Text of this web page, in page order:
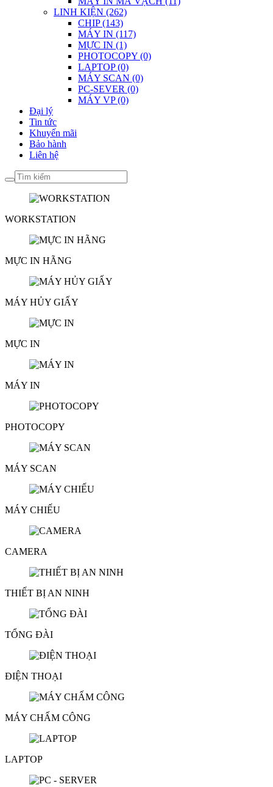
LINH KIỆN (262)
CHIP (143)
MÁY IN (117)
MỰC IN (1)
PHOTOCOPY (0)
LAPTOP (0)
MÁY SCAN (0)
PC-SEVER (0)
MÁY VP (0)
Đại lý
Tin tức
Khuyến mãi
Bảo hành
Liên hệ
WORKSTATION
MỰC IN HÃNG
MÁY HỦY GIẤY
MỰC IN
MÁY IN
PHOTOCOPY
MÁY SCAN
MÁY CHIẾU
CAMERA
THIẾT BỊ AN NINH
TỔNG ĐÀI
ĐIỆN THOẠI
MÁY CHẤM CÔNG
LAPTOP